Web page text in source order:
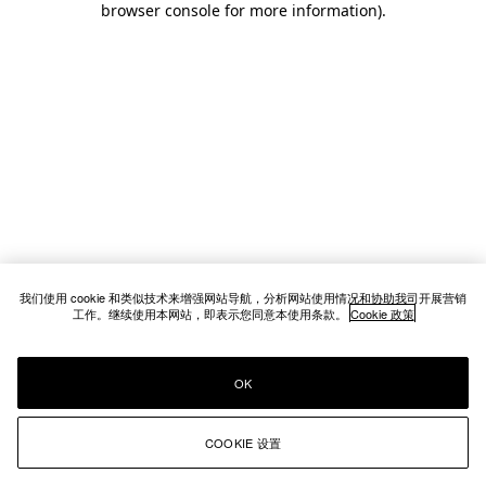
browser console for more information).
我们使用 cookie 和类似技术来增强网站导航，分析网站使用情况和协助我司开展营销
工作。继续使用本网站，即表示您同意本使用条款。 Cookie 政策
COOKIE 设置
OK